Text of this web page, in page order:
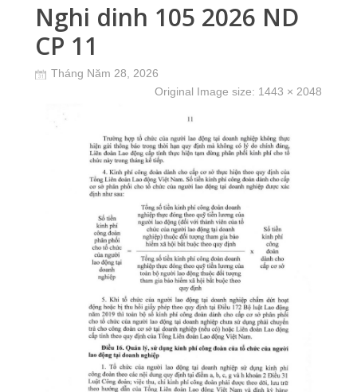
Nghi dinh 105 2026 ND
CP 11
Tháng Năm 28, 2026
Original Image size: 1443 × 2048